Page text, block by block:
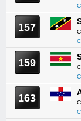
157
159
163